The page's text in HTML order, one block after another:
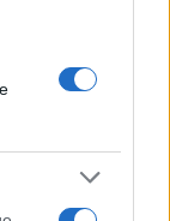
le
per
che